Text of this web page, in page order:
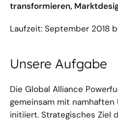
transformieren,
Laufzeit: September 2018
Unsere Aufgabe
Die Global Alliance
gemeinsam mit
initiiert. Strategisches Ziel